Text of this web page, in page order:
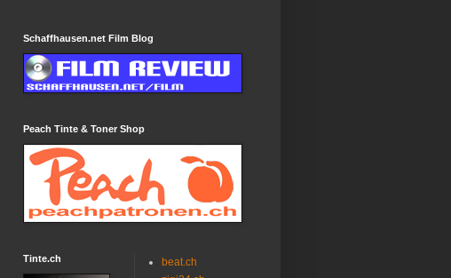
Schaffhausen.net Film Blog
Peach Tinte & Toner Shop
Tinte.ch
beat.ch